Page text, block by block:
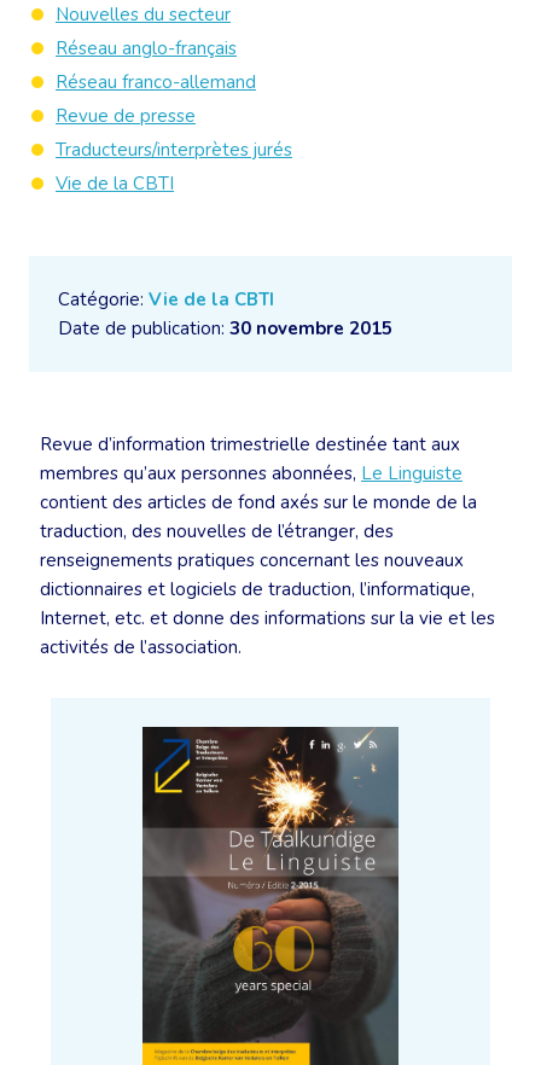
Catégorie: Vie de la CBTI
Date de publication: 30 novembre 2015
Revue d’information trimestrielle destinée tant aux
membres qu’aux personnes abonnées, Le Linguiste
contient des articles de fond axés sur le monde de la
traduction, des nouvelles de l’étranger, des
renseignements pratiques concernant les nouveaux
dictionnaires et logiciels de traduction, l’informatique,
Internet, etc. et donne des informations sur la vie et les
activités de l’association.
Nouvelles du secteur
Réseau anglo-français
Réseau franco-allemand
Revue de presse
Traducteurs/interprètes jurés
Vie de la CBTI